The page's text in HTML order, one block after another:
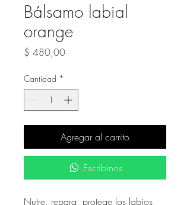
Bálsamo labial
orange
$ 480,00Precio
Cantidad *
Agregar al carrito
Escribinos
Nutre, repara, protege los labios